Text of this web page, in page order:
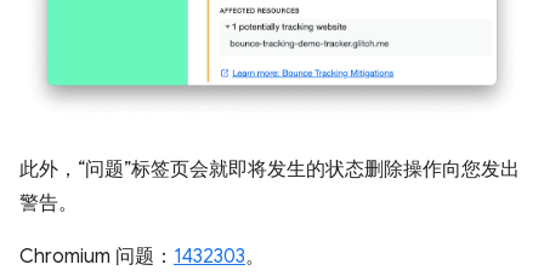
此外，“问题”标签页会就即将发生的状态删除操作向您发出
警告。
Chromium 问题： 1432303。